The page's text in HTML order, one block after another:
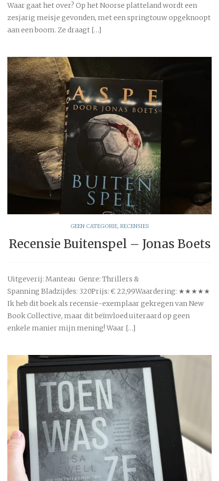
Waar gaat het over? Op het Noorse platteland wordt een
zesjarig meisje gevonden, met een springtouw opgeknoopt
aan een boom. Ze draagt […]
GEEN CATEGORIE, RECENSIES
Recensie Buitenspel – Jonas Boets
Uitgeverij: Manteau Genre: Thrillers &
Spanning Bladzijdes: 320Prijs: € 22,99Waardering: ★★★★★
Ik heb dit boek als recensie-exemplaar gekregen van New
Book Collective, maar dit beïnvloed uiteraard op geen
enkele manier mijn mening! Waar […]